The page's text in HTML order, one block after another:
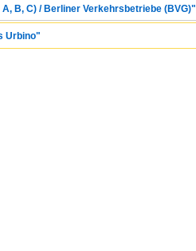
B, C) / Berliner Verkehrsbetriebe (BVG)"
Urbino"